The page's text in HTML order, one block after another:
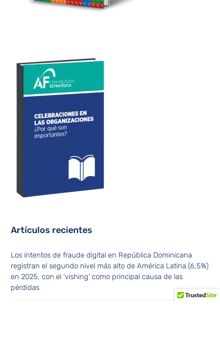
Artículos recientes
Los intentos de fraude digital en República Dominicana
registran el segundo nivel más alto de América Latina (6,5%)
en 2025, con el ‘vishing’ como principal causa de las
pérdidas